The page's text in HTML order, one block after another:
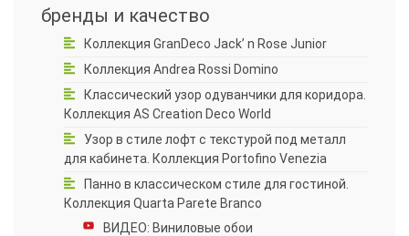
бренды и качество
Коллекция GranDeco Jack’ n Rose Junior
Коллекция Andrea Rossi Domino
Классический узор одуванчики для коридора.
Коллекция AS Creation Deco World
Узор в стиле лофт с текстурой под металл
для кабинета. Коллекция Portofino Venezia
Панно в классическом стиле для гостиной.
Коллекция Quarta Parete Branco
ВИДЕО: Виниловые обои